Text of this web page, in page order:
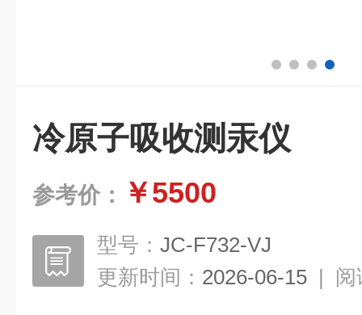
冷原子吸收测汞仪
参考价： ￥5500
型号： JC-F732-VJ
更新时间： 2026-06-15 | 阅